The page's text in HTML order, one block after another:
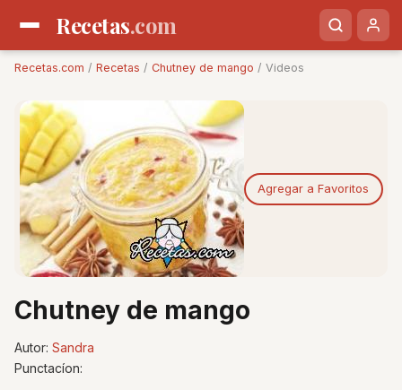
Recetas.com
Recetas.com / Recetas / Chutney de mango / Videos
Agregar a Favoritos
Chutney de mango
Autor: Sandra
Punctacíon: